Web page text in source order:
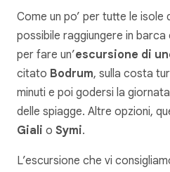
Come un po’ per tutte le isole
possibile raggiungere in
per fare un’escursione di
citato Bodrum, sulla costa
minuti e poi godersi la
delle spiagge. Altre opzioni,
Giali o Symi.
L’escursione che vi